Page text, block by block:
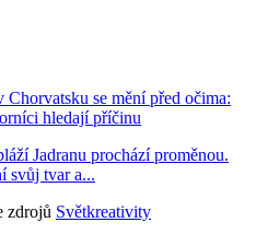
se mění před očima:
hledají příčinu
Jadranu prochází proměnou.
svůj tvar a...
zdrojů Světkreativity